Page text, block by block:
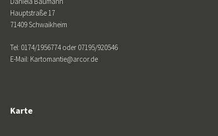
Hauptstraße 17
71409 Schwaikheim
Tel: 0174/1956774 oder 07195/920546
E-Mail: Kartomantie@arcor.de
Karte